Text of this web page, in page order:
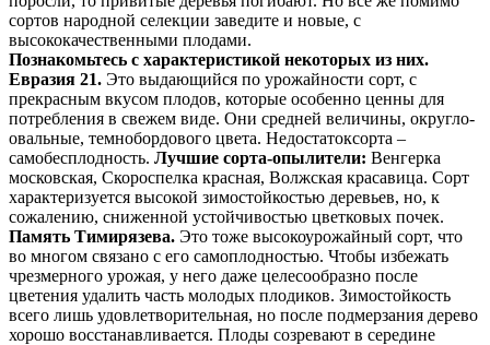
сортов народной селекции заведите и новые, с
высококачественными плодами.
Познакомьтесь с характеристикой некоторых из них.
Евразия 21. Это выдающийся по урожайности сорт, с
прекрасным вкусом плодов, которые особенно ценны для
потребления в свежем виде. Они средней величины, округло-
овальные, темнобордового цвета. Недостатоксорта –
самобесплодность. Лучшие сорта-опылители: Венгерка
московская, Скороспелка красная, Волжская красавица. Сорт
характеризуется высокой зимостойкостью деревьев, но, к
сожалению, сниженной устойчивостью цветковых почек.
Память Тимирязева. Это тоже высокоурожайный сорт, что
во многом связано с его самоплодностью. Чтобы избежать
чрезмерного урожая, у него даже целесообразно после
цветения удалить часть молодых плодиков. Зимостойкость
всего лишь удовлетворительная, но после подмерзания дерево
хорошо восстанавливается. Плоды созревают в середине